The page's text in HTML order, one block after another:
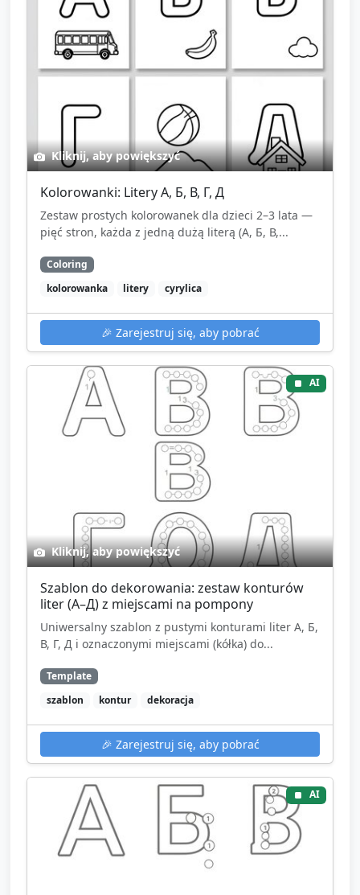
Kliknij, aby powiększyć
Kolorowanki: Litery А, Б, В, Г, Д
Zestaw prostych kolorowanek dla dzieci 2–3 lata —
pięć stron, każda z jedną dużą literą (А, Б, В,...
Coloring
kolorowanka
litery cyrylica
🎉 Zarejestruj się, aby pobrać
AI
Kliknij, aby powiększyć
Szablon do dekorowania: zestaw konturów
liter (А–Д) z miejscami na pompony
Uniwersalny szablon z pustymi konturami liter А, Б,
В, Г, Д i oznaczonymi miejscami (kółka) do...
Template
szablon
kontur dekoracja
🎉 Zarejestruj się, aby pobrać
AI